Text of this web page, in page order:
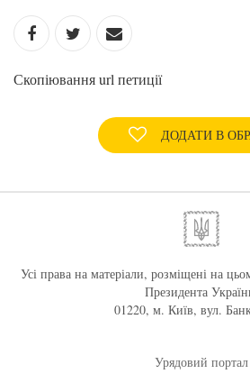
Скопіювання url петиції
ДОДАТИ В
Усі права на матеріали, розміщені на
Президента
01220, м. Київ, вул.
Урядовий портал